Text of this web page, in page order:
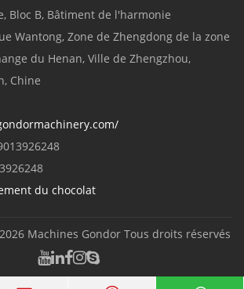
Bloc B, Bâtiment de l'harmonie
Wantong, Zone de Zhengdong de la zone
du Henan, Ville de Zhengzhou,
Chine
du chocolat
Machines Gondor Tous droits réservés